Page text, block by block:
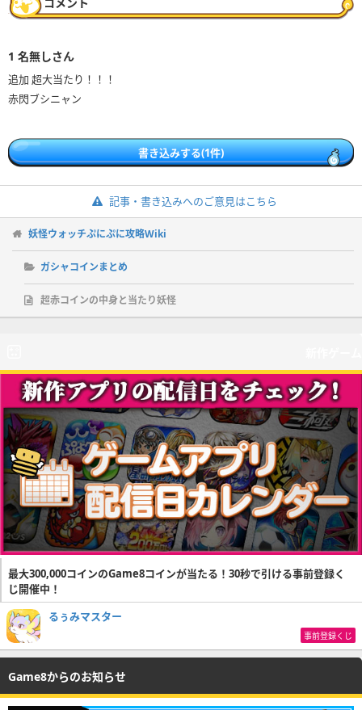
1 名無しさん
追加 超大当たり！！！
赤閃ブシニャン
書き込みする(1件)
記事・書き込みへのご意見はこちら
妖怪ウォッチぷにぷに攻略Wiki
ガシャコインまとめ
超赤コインの中身と当たり妖怪
最大300,000コインのGame8コインが当たる！30秒で引ける事前登録く
じ開催中！
るぅみマスター
事前登録くじ
Game8からのお知らせ